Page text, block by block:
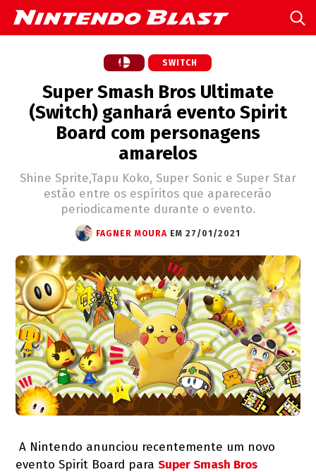
SWITCH
Super Smash Bros Ultimate
(Switch) ganhará evento Spirit
Board com personagens
amarelos
Shine Sprite,Tapu Koko, Super Sonic e Super Star
estão entre os espíritos que aparecerão
periodicamente durante o evento.
FAGNER MOURA EM 27/01/2021
A Nintendo anunciou recentemente um novo
evento Spirit Board paraSuper Smash Bros